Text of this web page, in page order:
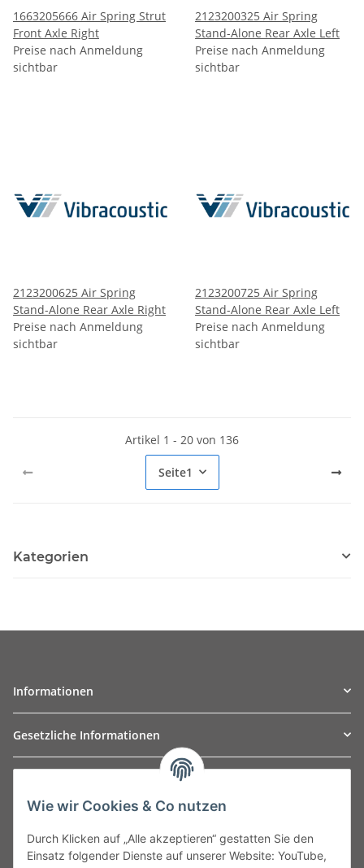
1663205666 Air Spring Strut
Front Axle Right
Preise nach Anmeldung
sichtbar
2123200325 Air Spring
Stand-Alone Rear Axle Left
Preise nach Anmeldung
sichtbar
2123200625 Air Spring
Stand-Alone Rear Axle Right
Preise nach Anmeldung
sichtbar
2123200725 Air Spring
Stand-Alone Rear Axle Left
Preise nach Anmeldung
sichtbar
Artikel 1 - 20 von 136
Seite1
Kategorien
Informationen
Gesetzliche Informationen
Leibnizstraße 2a
Germany
Wie wir Cookies & Co nutzen
Durch Klicken auf „Alle akzeptieren“ gestatten Sie den
Einsatz folgender Dienste auf unserer Website: YouTube,